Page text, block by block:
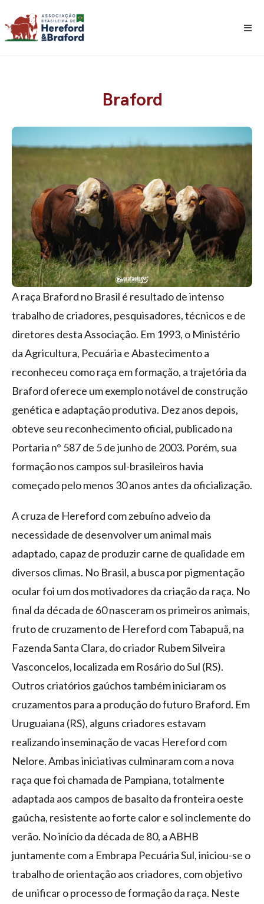
Braford
A raça Braford no Brasil é resultado de intenso
trabalho de criadores, pesquisadores, técnicos e de
diretores desta Associação. Em 1993, o Ministério
da Agricultura, Pecuária e Abastecimento a
reconheceu como raça em formação, a trajetória da
Braford oferece um exemplo notável de construção
genética e adaptação produtiva. Dez anos depois,
obteve seu reconhecimento oficial, publicado na
Portaria n° 587 de 5 de junho de 2003. Porém, sua
formação nos campos sul-brasileiros havia
começado pelo menos 30 anos antes da oficialização.
A cruza de Hereford com zebuíno adveio da
necessidade de desenvolver um animal mais
adaptado, capaz de produzir carne de qualidade em
diversos climas. No Brasil, a busca por pigmentação
ocular foi um dos motivadores da criação da raça. No
final da década de 60 nasceram os primeiros animais,
fruto de cruzamento de Hereford com Tabapuã, na
Fazenda Santa Clara, do criador Rubem Silveira
Vasconcelos, localizada em Rosário do Sul (RS).
Outros criatórios gaúchos também iniciaram os
cruzamentos para a produção do futuro Braford. Em
Uruguaiana (RS), alguns criadores estavam
realizando inseminação de vacas Hereford com
Nelore. Ambas iniciativas culminaram com a nova
raça que foi chamada de Pampiana, totalmente
adaptada aos campos de basalto da fronteira oeste
gaúcha, resistente ao forte calor e sol inclemente do
verão. No início da década de 80, a ABHB
juntamente com a Embrapa Pecuária Sul, iniciou-se o
trabalho de orientação aos criadores, com objetivo
de unificar o processo de formação da raça. Neste